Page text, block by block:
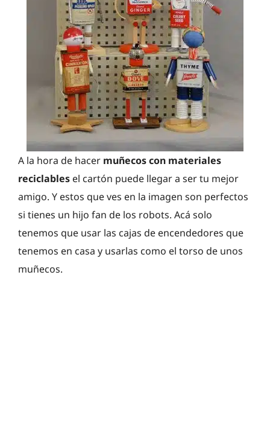
A la hora de hacer muñecos con materiales
reciclables el cartón puede llegar a ser tu mejor
amigo. Y estos que ves en la imagen son perfectos
si tienes un hijo fan de los robots. Acá solo
tenemos que usar las cajas de encendedores que
tenemos en casa y usarlas como el torso de unos
muñecos.